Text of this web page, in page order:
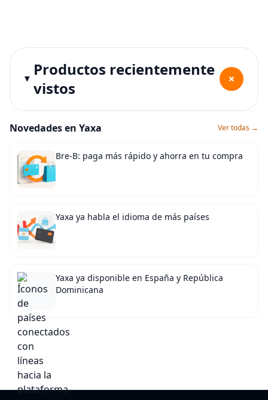
Productos recientemente
vistos
+
Novedades en Yaxa Ver todas →
Bre-B: paga más rápido y ahorra en tu compra
Yaxa ya habla el idioma de más países
Yaxa ya disponible en España y República
Dominicana